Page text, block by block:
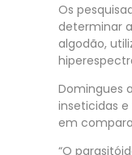
Os
determinar
algodão,
Domingues
inseticidas
em
“O